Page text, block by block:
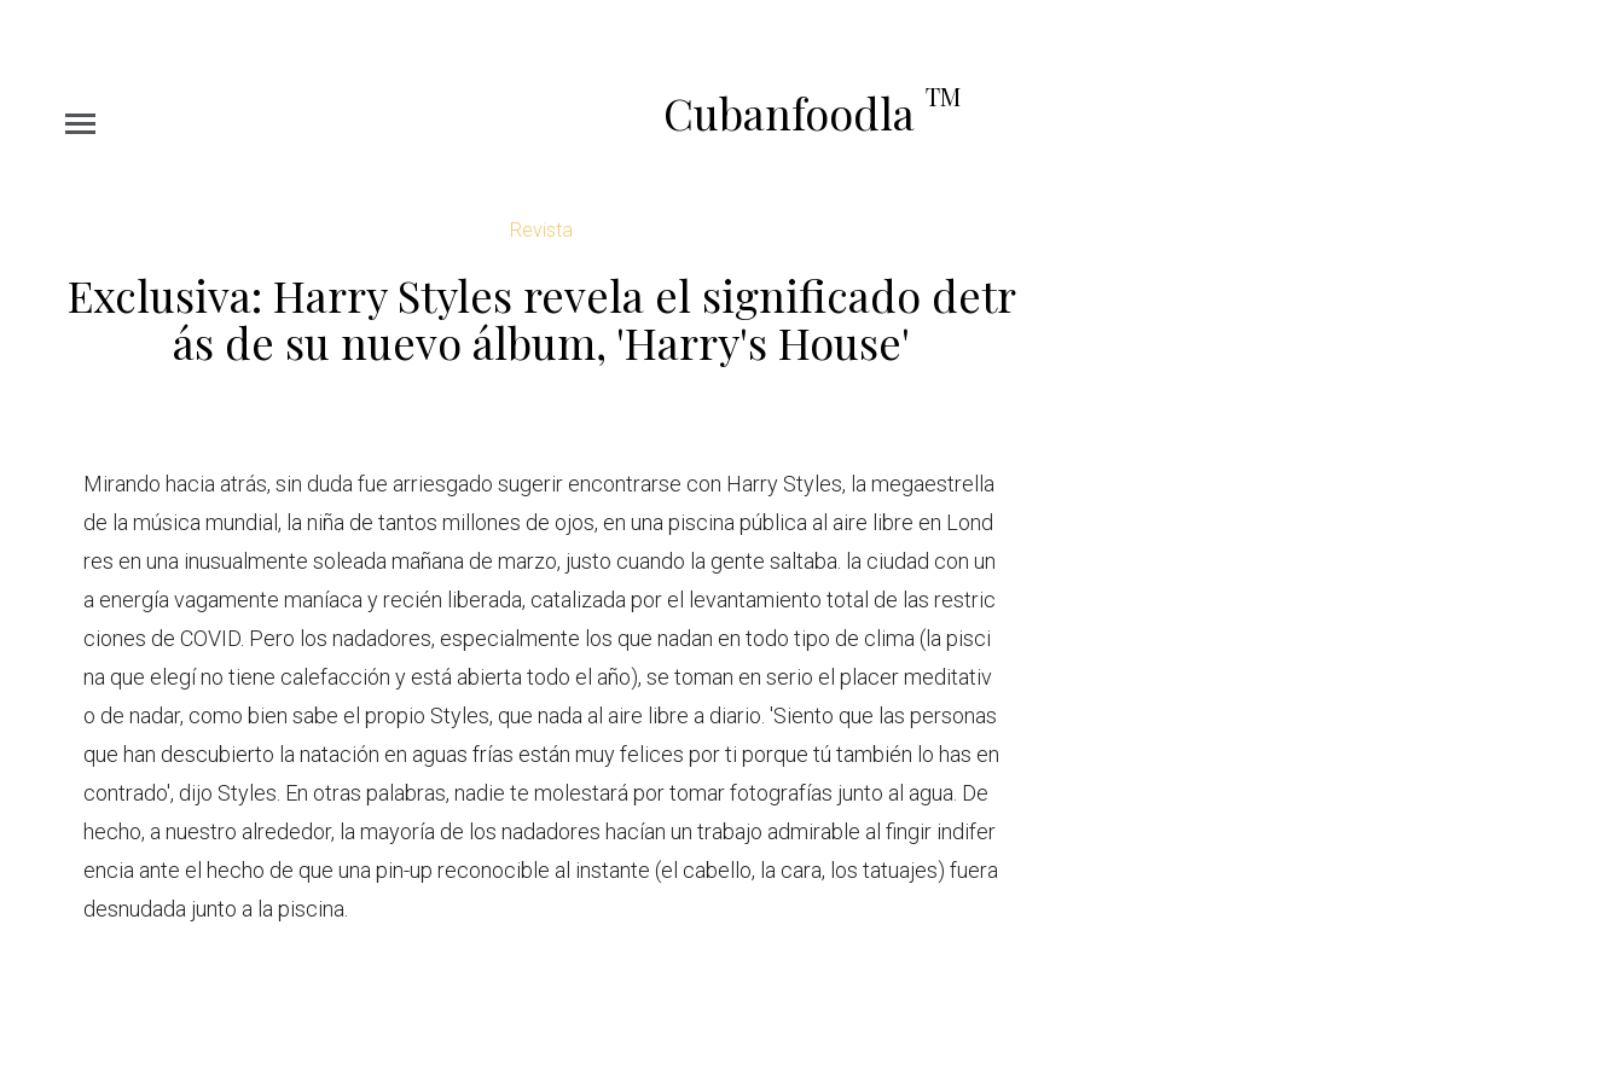
Cubanfoodla TM
Revista
Exclusiva: Harry Styles revela el significado detr
ás de su nuevo álbum, 'Harry's House'
Mirando hacia atrás, sin duda fue arriesgado sugerir encontrarse con Harry Styles, la megaestrella
de la música mundial, la niña de tantos millones de ojos, en una piscina pública al aire libre en Lond
res en una inusualmente soleada mañana de marzo, justo cuando la gente saltaba. la ciudad con un
a energía vagamente maníaca y recién liberada, catalizada por el levantamiento total de las restric
ciones de COVID. Pero los nadadores, especialmente los que nadan en todo tipo de clima (la pisci
na que elegí no tiene calefacción y está abierta todo el año), se toman en serio el placer meditativ
o de nadar, como bien sabe el propio Styles, que nada al aire libre a diario. 'Siento que las personas
que han descubierto la natación en aguas frías están muy felices por ti porque tú también lo has en
contrado', dijo Styles. En otras palabras, nadie te molestará por tomar fotografías junto al agua. De
hecho, a nuestro alrededor, la mayoría de los nadadores hacían un trabajo admirable al fingir indifer
encia ante el hecho de que una pin-up reconocible al instante (el cabello, la cara, los tatuajes) fuera
desnudada junto a la piscina.